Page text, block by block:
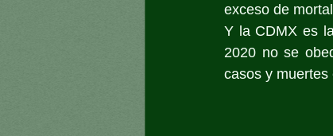
exceso de
Y la CDMX es
2020 no se
casos y